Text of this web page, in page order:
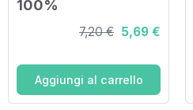
100%
DISINFETTANTE
IGIENIZZANTE A
IPOCLORITO DI
SODIO
7,20 € 5,69 €
Aggiungi al carrello